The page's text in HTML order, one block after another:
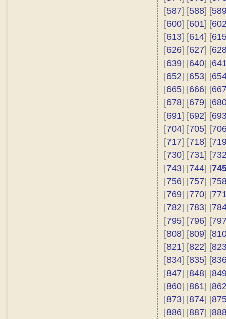
[587] [588] [
[600] [601] [
[613] [614] [
[626] [627] [
[639] [640] [
[652] [653] [
[665] [666] [
[678] [679] [
[691] [692] [
[704] [705] [
[717] [718] [
[730] [731] [
[743] [744] [
[756] [757] [
[769] [770] [
[782] [783] [
[795] [796] [
[808] [809] [
[821] [822] [
[834] [835] [
[847] [848] [
[860] [861] [
[873] [874] [
[886] [887] [